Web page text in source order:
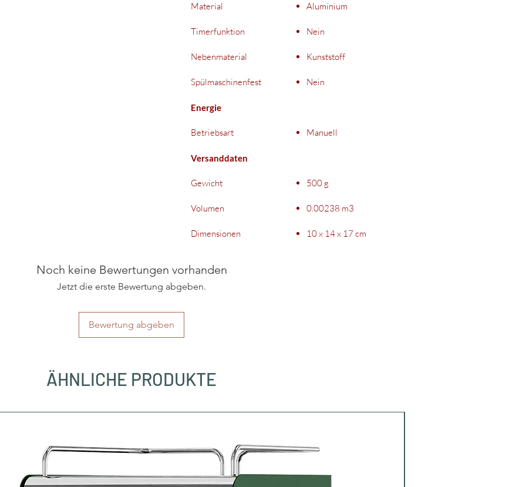
Material Aluminium
Timerfunktion Nein
Nebenmaterial Kunststoff
Spülmaschinenfest Nein
Energie
Betriebsart Manuell
Versanddaten
Gewicht 500 g
Volumen 0.00238 m3
Dimensionen 10 x 14 x 17 cm
Noch keine Bewertungen vorhanden
Jetzt die erste Bewertung abgeben.
Bewertung abgeben
ÄHNLICHE PRODUKTE